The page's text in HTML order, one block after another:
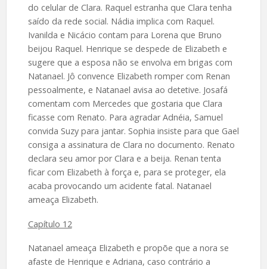
do celular de Clara. Raquel estranha que Clara tenha
saído da rede social. Nádia implica com Raquel.
Ivanilda e Nicácio contam para Lorena que Bruno
beijou Raquel. Henrique se despede de Elizabeth e
sugere que a esposa não se envolva em brigas com
Natanael. Jô convence Elizabeth romper com Renan
pessoalmente, e Natanael avisa ao detetive. Josafá
comentam com Mercedes que gostaria que Clara
ficasse com Renato. Para agradar Adnéia, Samuel
convida Suzy para jantar. Sophia insiste para que Gael
consiga a assinatura de Clara no documento. Renato
declara seu amor por Clara e a beija. Renan tenta
ficar com Elizabeth à força e, para se proteger, ela
acaba provocando um acidente fatal. Natanael
ameaça Elizabeth.
Capítulo 12
Natanael ameaça Elizabeth e propõe que a nora se
afaste de Henrique e Adriana, caso contrário a